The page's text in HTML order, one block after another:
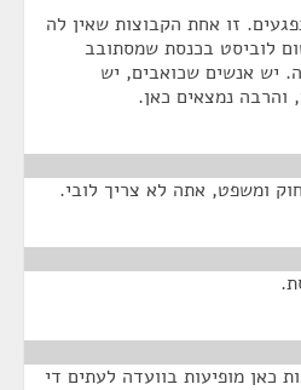
זו אחת הקבוצות שאין לה
לוביסט בכנסת שמסתובב
יש אנשים שכואבים, יש
והרבה נמצאים כאן.
ומשפט, אתה לא צריך לובי.
כאן מופיעות בוועדה לעתים די